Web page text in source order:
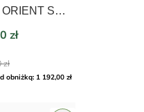
ZEGAREK MĘSKI ORIENT SPORTS MAKO DIVER AUTOMATIC 40mm RA-AC0Q11E30B
zł
obniżką: 1 192,00 zł